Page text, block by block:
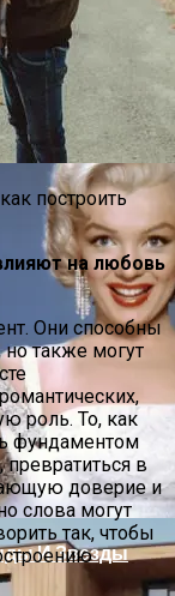
На
Дома
Торта-
И Звезды
на любовь
Они способны
но также могут
роль. То, как
фундаментом
превратиться в
доверие и
слова могут
так, чтобы